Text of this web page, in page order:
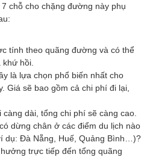
chỗ cho chặng đường này phụ
tính theo quãng đường và có thể
hồi.
là lựa chọn phổ biến nhất cho
Giá sẽ bao gồm cả chi phí đi lại,
càng dài, tổng chi phí sẽ càng cao.
dừng chân ở các điểm du lịch nào
dụ: Đà Nẵng, Huế, Quảng Bình…)?
trực tiếp đến tổng quãng